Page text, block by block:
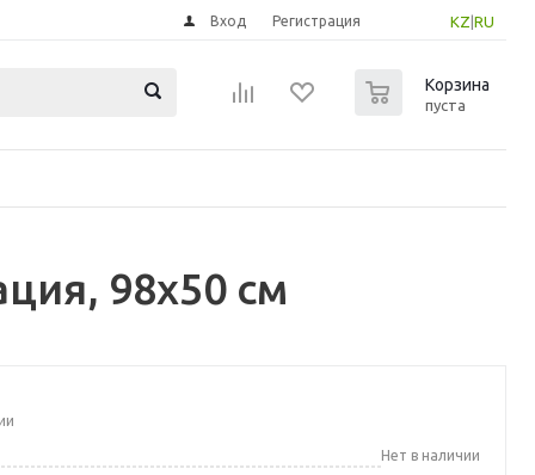
KZ RU
Вход Регистрация
Корзина
пуста
98x50 см
Нет в наличии